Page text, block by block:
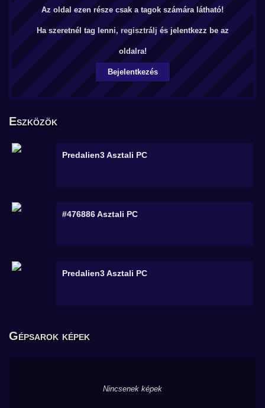
Az oldal ezen része csak a tagok számára látható!
Ha szeretnél tag lenni, regisztrálj és jelentkezz be az
oldalra!
Bejelentkezés
Eszközök
Predalien3Asztali PC
#476886Asztali PC
Predalien3Asztali PC
Gépsarok képek
Nincsenek képek